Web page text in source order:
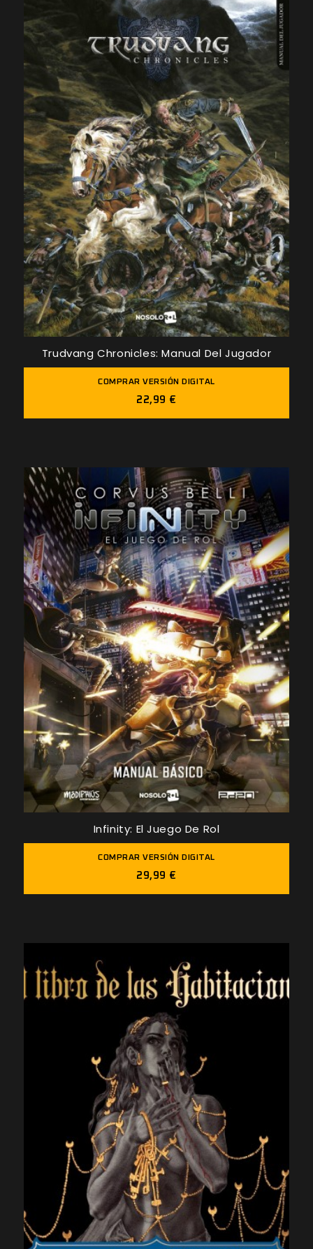
Trudvang Chronicles: Manual Del Jugador
COMPRAR VERSIÓN DIGITAL
22,99 €
Infinity: El Juego De Rol
COMPRAR VERSIÓN DIGITAL
29,99 €